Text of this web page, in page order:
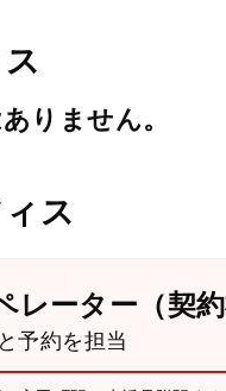
りません。
ス
レーター（契
予約を担当